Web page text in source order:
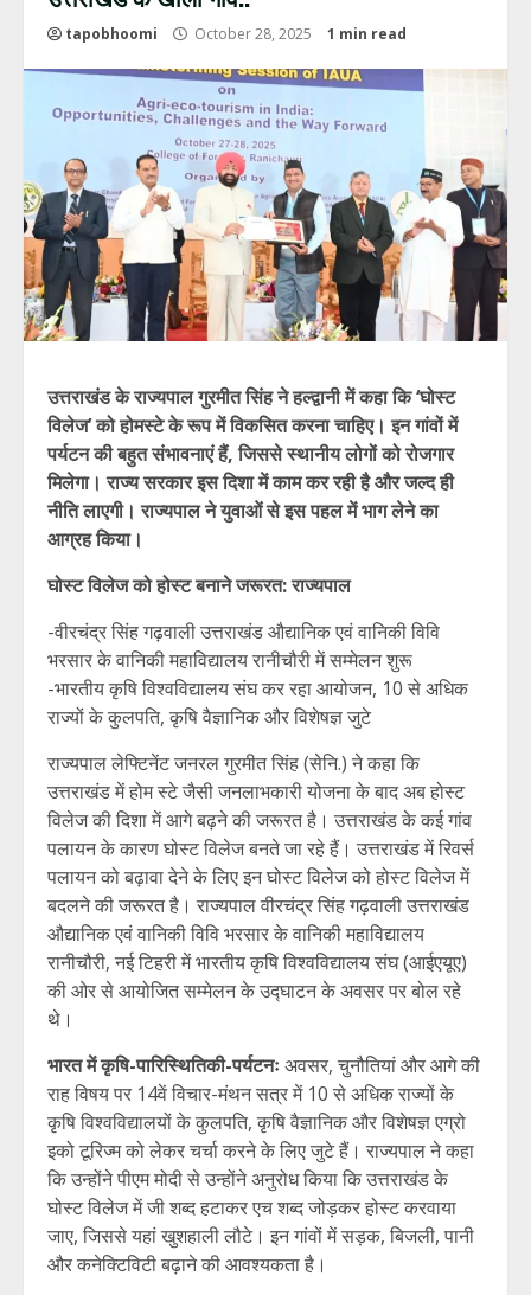
tapobhoomi October 28, 2025 1 min read
उत्तराखंड के राज्यपाल गुरमीत सिंह ने हल्द्वानी में कहा कि ‘घोस्ट
विलेज’ को होमस्टे के रूप में विकसित करना चाहिए। इन गांवों में
पर्यटन की बहुत संभावनाएं हैं, जिससे स्थानीय लोगों को रोजगार
मिलेगा। राज्य सरकार इस दिशा में काम कर रही है और जल्द ही
नीति लाएगी। राज्यपाल ने युवाओं से इस पहल में भाग लेने का
आग्रह किया।
घोस्ट विलेज को होस्ट बनाने जरूरत: राज्यपाल
-वीरचंद्र सिंह गढ़वाली उत्तराखंड औद्यानिक एवं वानिकी विवि
भरसार के वानिकी महाविद्यालय रानीचौरी में सम्मेलन शुरू
-भारतीय कृषि विश्वविद्यालय संघ कर रहा आयोजन, 10 से अधिक
राज्यों के कुलपति, कृषि वैज्ञानिक और विशेषज्ञ जुटे
राज्यपाल लेफ्टिनेंट जनरल गुरमीत सिंह (सेनि.) ने कहा कि
उत्तराखंड में होम स्टे जैसी जनलाभकारी योजना के बाद अब होस्ट
विलेज की दिशा में आगे बढ़ने की जरूरत है। उत्तराखंड के कई गांव
पलायन के कारण घोस्ट विलेज बनते जा रहे हैं। उत्तराखंड में रिवर्स
पलायन को बढ़ावा देने के लिए इन घोस्ट विलेज को होस्ट विलेज में
बदलने की जरूरत है। राज्यपाल वीरचंद्र सिंह गढ़वाली उत्तराखंड
औद्यानिक एवं वानिकी विवि भरसार के वानिकी महाविद्यालय
रानीचौरी, नई टिहरी में भारतीय कृषि विश्वविद्यालय संघ (आईएयूए)
की ओर से आयोजित सम्मेलन के उद्घाटन के अवसर पर बोल रहे
थे।
भारत में कृषि-पारिस्थितिकी-पर्यटनःअवसर, चुनौतियां और आगे की
राह विषय पर 14वें विचार-मंथन सत्र में 10 से अधिक राज्यों के
कृषि विश्वविद्यालयों के कुलपति, कृषि वैज्ञानिक और विशेषज्ञ एग्रो
इको टूरिज्म को लेकर चर्चा करने के लिए जुटे हैं। राज्यपाल ने कहा
कि उन्होंने पीएम मोदी से उन्होंने अनुरोध किया कि उत्तराखंड के
घोस्ट विलेज में जी शब्द हटाकर एच शब्द जोड़कर होस्ट करवाया
जाए, जिससे यहां खुशहाली लौटे। इन गांवों में सड़क, बिजली, पानी
और कनेक्टिविटी बढ़ाने की आवश्यकता है।